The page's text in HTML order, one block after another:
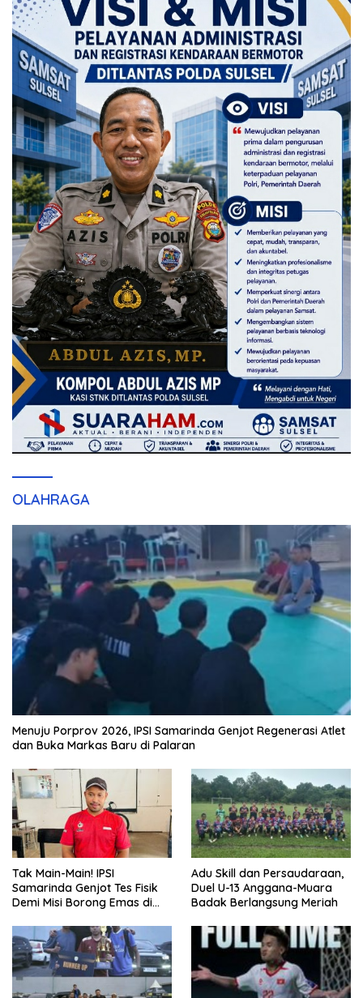
OLAHRAGA
Menuju Porprov 2026, IPSI Samarinda Genjot Regenerasi Atlet
dan Buka Markas Baru di Palaran
Tak Main-Main! IPSI
Samarinda Genjot Tes Fisik
Demi Misi Borong Emas di
Adu Skill dan Persaudaraan,
Duel U-13 Anggana-Muara
Badak Berlangsung Meriah